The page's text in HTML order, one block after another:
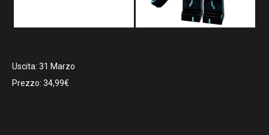
Uscita: 31 Marzo
Prezzo: 34,99€